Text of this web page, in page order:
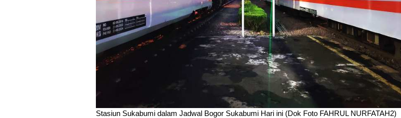
Stasiun Sukabumi dalam Jadwal Bogor Sukabumi Hari ini (Dok Foto FAHRUL NURFATAH2)